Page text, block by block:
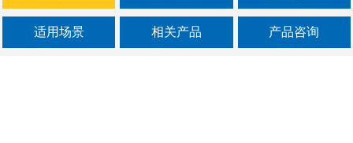
适用场景 相关产品 产品咨询